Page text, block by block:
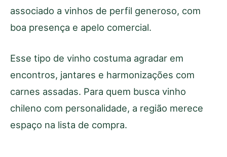
associado a vinhos de perfil generoso, com
boa presença e apelo comercial.
Esse tipo de vinho costuma agradar em
encontros, jantares e harmonizações com
carnes assadas. Para quem busca vinho
chileno com personalidade, a região merece
espaço na lista de compra.